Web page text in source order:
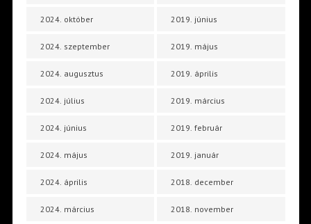
2024. október
2024. szeptember
2024. augusztus
2024. július
2024. június
2024. május
2024. április
2024. március
2019. június
2019. május
2019. április
2019. március
2019. február
2019. január
2018. december
2018. november